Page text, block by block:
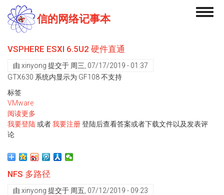
信的网络记事本
VSPHERE ESXI 6.5U2 硬件直通
由 xinyong 提交于 周三, 07/17/2019 - 01:37
GTX630 系统内显示为 GF108 不支持
标签
VMware
阅读更多
于
6.5u2
件
我要登陆或者我要注册登陆后查看答案或者下载文件以及发表评
论
NFS 多路径
由 xinyong 提交于 周五, 07/12/2019 - 09:23